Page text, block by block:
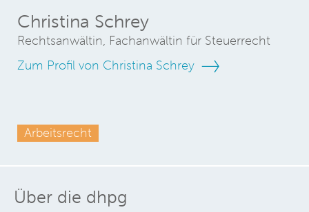
Christina Schrey
Rechtsanwältin, Fachanwältin für Steuerrecht
Zum Profil von Christina Schrey
Arbeitsrecht
Über die dhpg